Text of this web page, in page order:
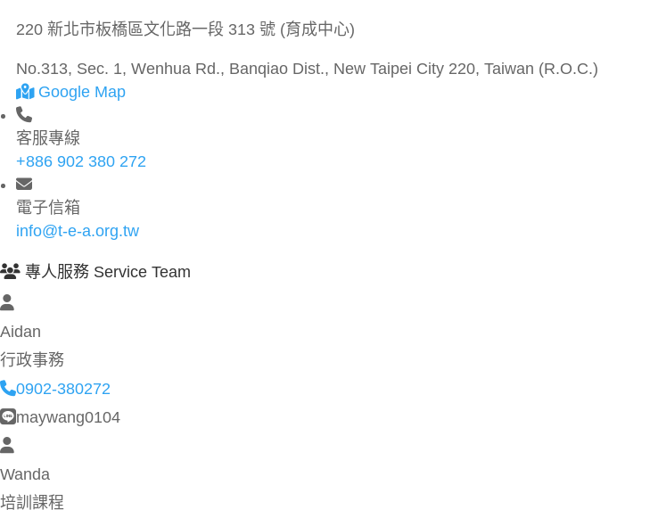
220 新北市板橋區文化路一段 313 號 (育成中心)
No.313, Sec. 1, Wenhua Rd., Banqiao Dist., New Taipei City 220, Taiwan (R.O.C.)
Google Map
客服專線
+886 902 380 272
電子信箱
info@t-e-a.org.tw
專人服務 Service Team
Aidan
行政事務
0902-380272
maywang0104
Wanda
培訓課程